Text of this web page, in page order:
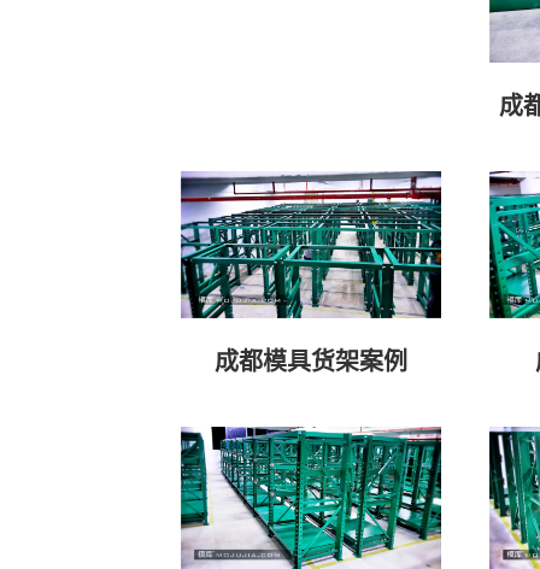
成
成都模具货架案例